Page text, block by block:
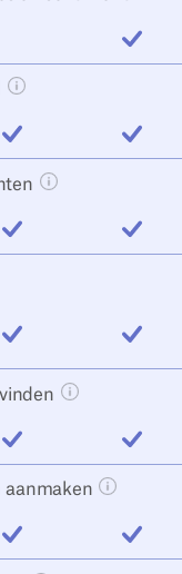
Tooltip knop openen
inbegrepen
Tooltip knop
inbegrepen
knop openen
inbegrepen
Tooltip knop
inbegrepen
aanmaken Tooltip
inbegrepen